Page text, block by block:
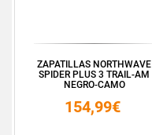
ZAPATILLAS NORTHWAVE
SPIDER PLUS 3 TRAIL-AM
NEGRO-CAMO
154,99€